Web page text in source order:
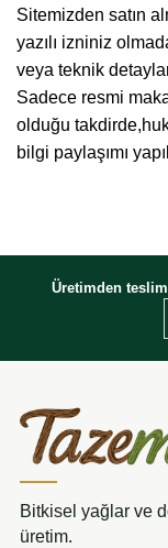
Sitemizden satın
yazılı izniniz
veya teknik
Sadece resmi
olduğu
bilgi paylaşımı
Üretimden
Bitkisel yağlar ve
üretim.